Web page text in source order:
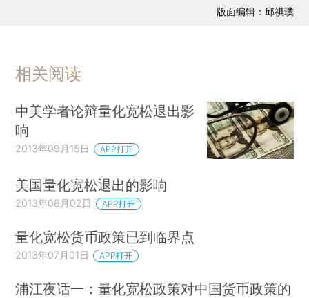
版面编辑：邱祺璞
相关阅读
中美学者论辩量化宽松退出影
响
2013年09月15日 APP打开
美国量化宽松退出的影响
2013年08月02日 APP打开
量化宽松货币政策已到临界点
2013年07月01日 APP打开
浦江夜话一：量化宽松政策对中国货币政策的